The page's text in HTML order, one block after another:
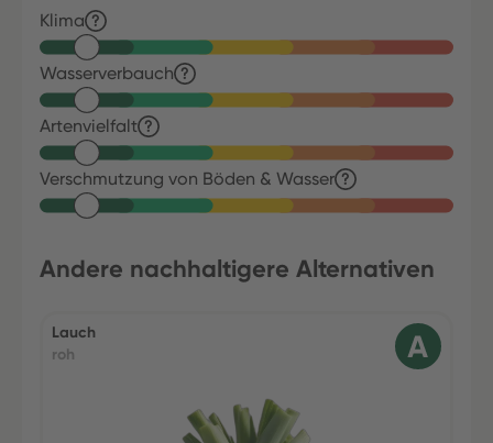
Klima
Wasserverbauch
Artenvielfalt
Verschmutzung von Böden & Wasser
Andere nachhaltigere Alternativen
Lauch
roh